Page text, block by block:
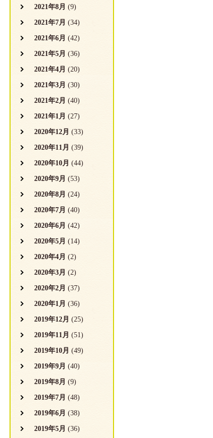
2021年8月 (9)
2021年7月 (34)
2021年6月 (42)
2021年5月 (36)
2021年4月 (20)
2021年3月 (30)
2021年2月 (40)
2021年1月 (27)
2020年12月 (33)
2020年11月 (39)
2020年10月 (44)
2020年9月 (53)
2020年8月 (24)
2020年7月 (40)
2020年6月 (42)
2020年5月 (14)
2020年4月 (2)
2020年3月 (2)
2020年2月 (37)
2020年1月 (36)
2019年12月 (25)
2019年11月 (51)
2019年10月 (49)
2019年9月 (40)
2019年8月 (9)
2019年7月 (48)
2019年6月 (38)
2019年5月 (36)